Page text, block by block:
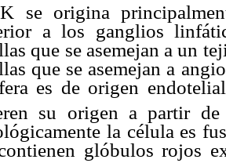
se origina
a los ganglios
que se asemejan a un
que se asemejan a
es de origen
su origen a partir
la célula es
glóbulos rojos